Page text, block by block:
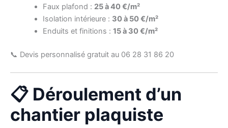
Faux plafond : 25 à 40 €/m²
Isolation intérieure : 30 à 50 €/m²
Enduits et finitions : 15 à 30 €/m²
📞 Devis personnalisé gratuit au 06 28 31 86 20
📋 Déroulement d’un
chantier plaquiste